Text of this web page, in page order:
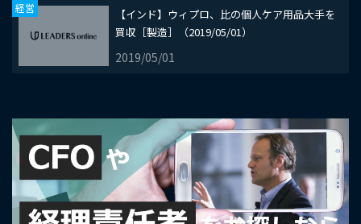
【インド】ウィプロ、比の個人ケア用品大手を
買収［製造］（2019/05/01）
2019/05/01
経営